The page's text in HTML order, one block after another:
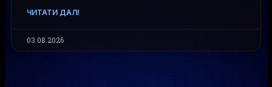
ЧИТАТИ ДАЛІ
03.08.2026